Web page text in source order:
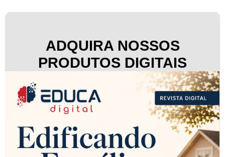
ADQUIRA NOSSOS
PRODUTOS DIGITAIS